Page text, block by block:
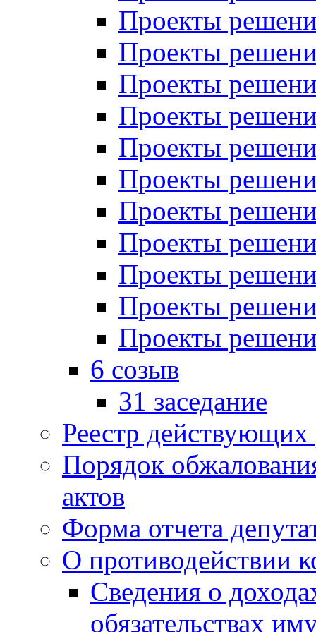
Проекты
Проекты
Проекты
Проекты
Проекты
Проекты
Проекты
Проекты
Проекты
Проекты
Проекты
6 созыв
31 заседание
Реестр
Порядок
актов
Форма отчета
О противодействии
Сведения о
обязательствах